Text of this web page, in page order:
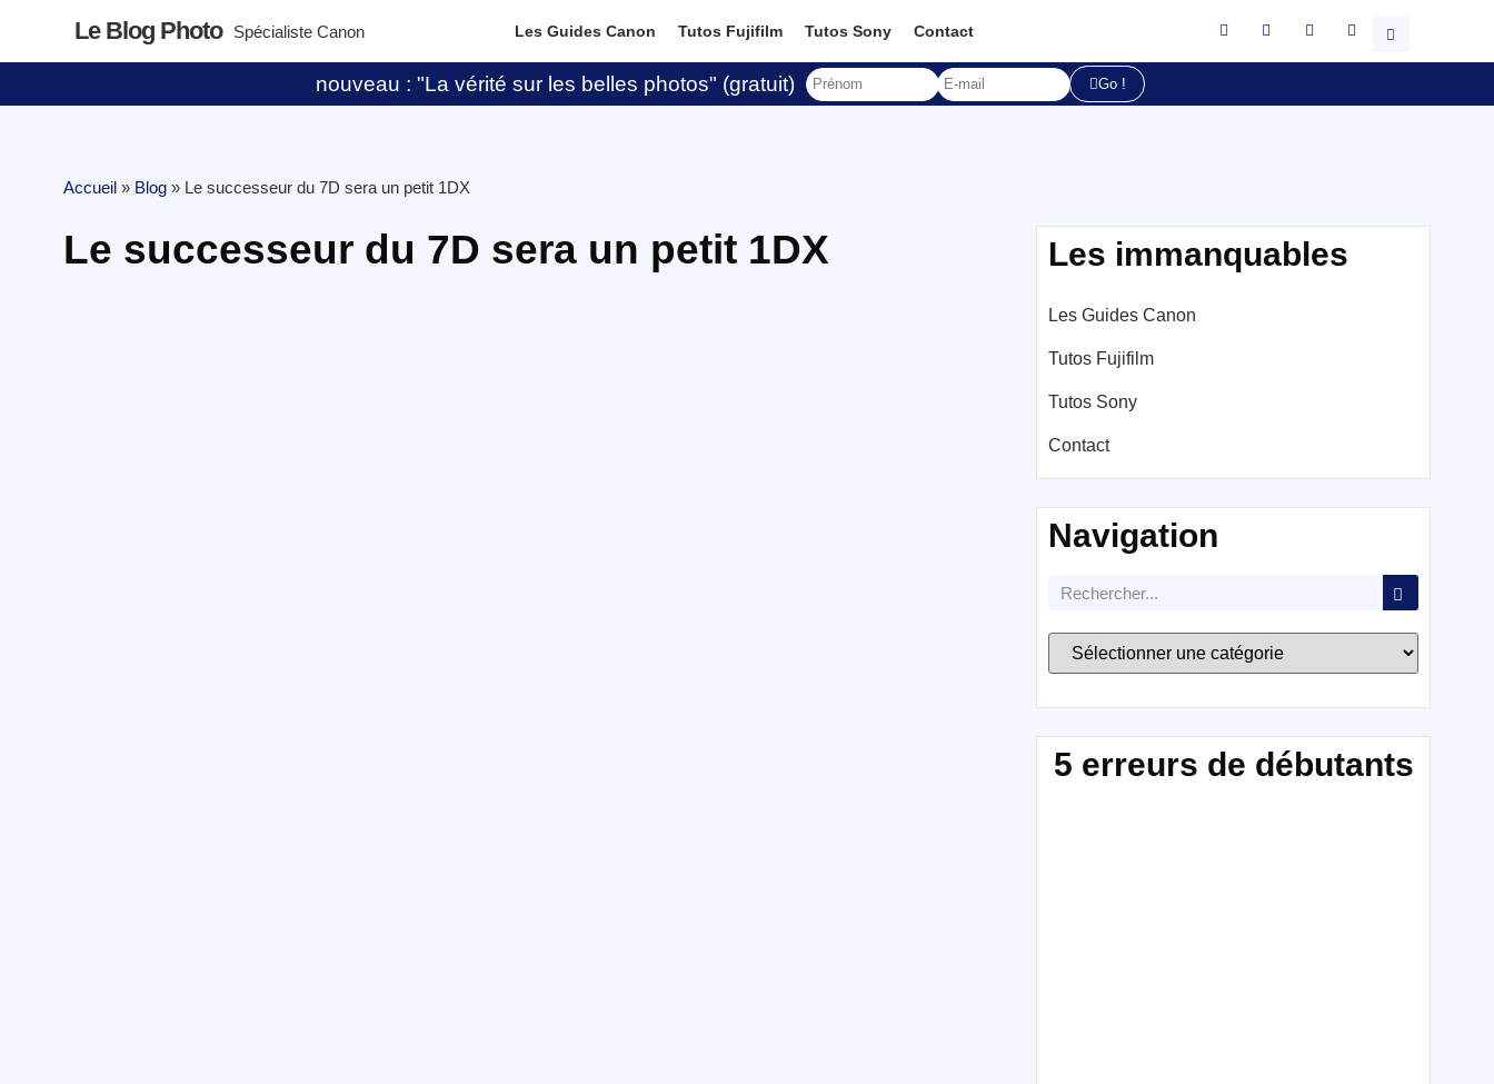
Le Blog Photo Spécialiste Canon Les Guides Canon Tutos Fujifilm Tutos Sony Contact
nouveau : "La vérité sur les belles photos" (gratuit) Go !
Accueil » Blog » Le successeur du 7D sera un petit 1DX
Le successeur du 7D sera un petit 1DX Les immanquables
Les Guides Canon
Tutos Fujifilm
Tutos Sony
Contact
Navigation
5 erreurs de débutants